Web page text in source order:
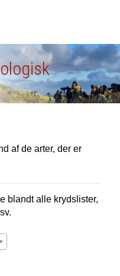
af de arter, der er
blandt alle krydslister,